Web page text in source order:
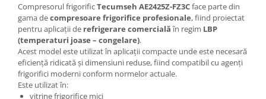
Compresorul frigorificTecumseh AE2425Z-FZ3Cface parte din
gama decompresoare frigorifice profesionale, fiind proiectat
pentru aplicații de refrigerare comercialăîn regim LBP
(temperaturi joase – congelare).
Acest model este utilizat în aplicații compacte unde este necesară
eficiență ridicată și dimensiuni reduse, fiind compatibil cu agenți
frigorifici moderni conform normelor actuale.
Este utilizat în:
vitrine frigorifice mici